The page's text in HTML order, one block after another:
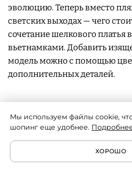
эволюцию. Теперь вместо
светских выходах — чего
сочетание шелкового платья
вьетнамками. Добавить
модель можно с помощью
дополнительных деталей.
Мы используем файлы cookie,
шопинг еще удобнее.
ХОРОШО